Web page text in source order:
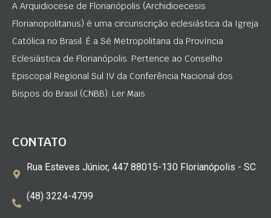
A Arquidiocese de Florianópolis (Archidioecesis
Florianopolitanus) é uma circunscrição eclesiástica da Igreja
Católica no Brasil. É a Sé Metropolitana da Província
Eclesiástica de Florianópolis. Pertence ao Conselho
Episcopal Regional Sul IV da Conferência Nacional dos
Bispos do Brasil (CNBB). Ler Mais
CONTATO
Rua Esteves Júnior, 447 88015-130 Florianópolis - SC
(48) 3224-4799